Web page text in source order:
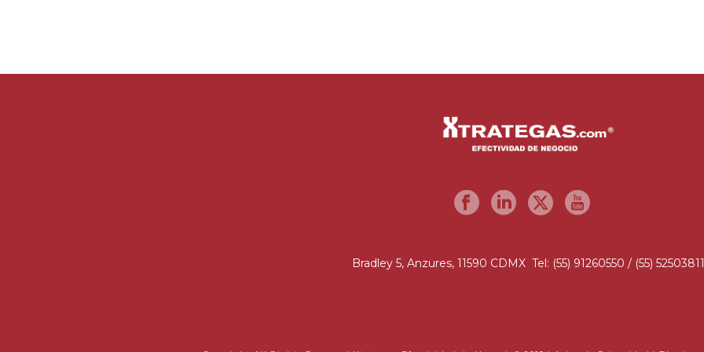
Bradley 5, Anzures, 11590 CDMX Tel: (55) 91260550 / (55) 52503811